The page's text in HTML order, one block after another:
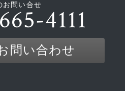
お問い合せ4111
問い合わせ